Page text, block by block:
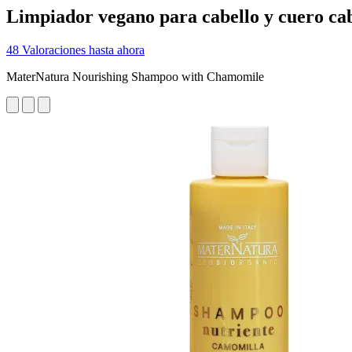
Limpiador vegano para cabello y cuero
48 Valoraciones hasta ahora
MaterNatura Nourishing Shampoo with Chamomile